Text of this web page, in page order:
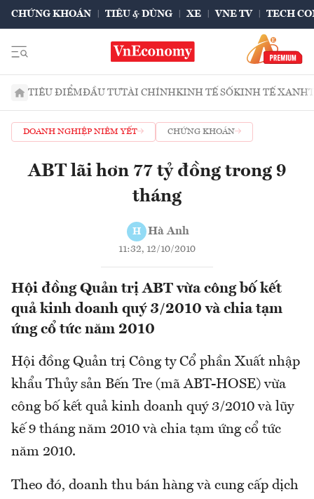
CHỨNG KHOÁN TIÊU & DÙNG XE VNE TV TECH
TIÊU ĐIỂMĐẦU TƯTÀI CHÍNHKINH TẾ SỐKINH TẾ XANH
DOANH NGHIỆP NIÊM YẾT CHỨNG KHOÁN
ABT lãi hơn 77 tỷ đồng trong 9
tháng
H Hà Anh
11:32, 12/10/2010
Hội đồng Quản trị ABT vừa công bố kết
quả kinh doanh quý 3/2010 và chia tạm
ứng cổ tức năm 2010
Hội đồng Quản trị Công ty Cổ phần Xuất nhập
khẩu Thủy sản Bến Tre (mã ABT-HOSE) vừa
công bố kết quả kinh doanh quý 3/2010 và lũy
kế 9 tháng năm 2010 và chia tạm ứng cổ tức
năm 2010.
Theo đó, doanh thu bán hàng và cung cấp dịch